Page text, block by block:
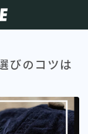
びのコツは